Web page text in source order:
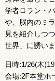
学者ロラン・
や、脳内のミ
見を紹介しつ
世界」に誘いま
日時:1/26(木
会場:2F本堂ホ